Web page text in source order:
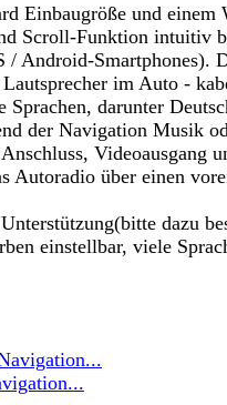
und einem
Scroll-Funktion intuitiv
Android-Smartphones).
im Auto -
darunter
der Navigation Musik
Videoausgang
über einen
dazu
einstellbar, viele